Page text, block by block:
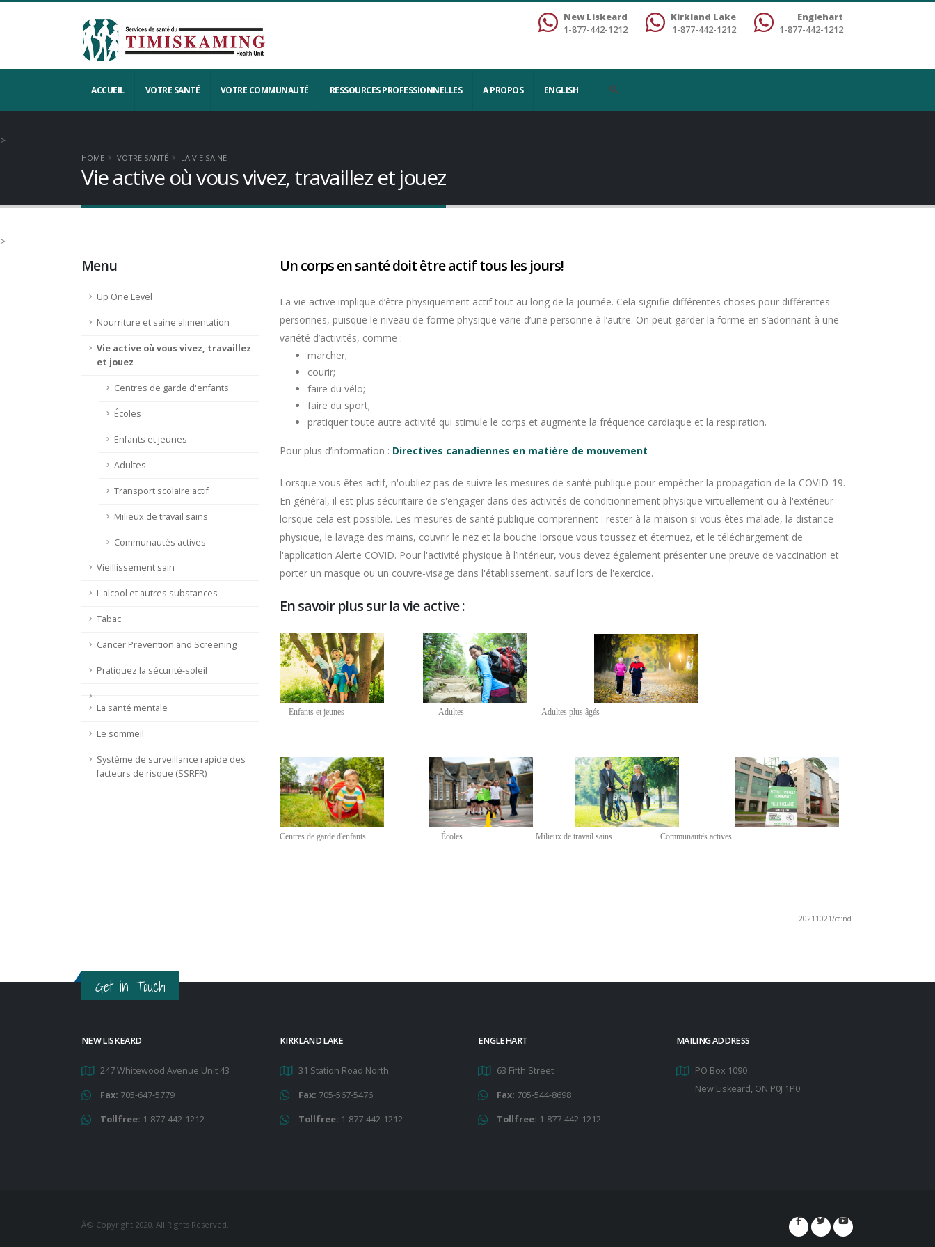
New Liskeard
1-877-442-1212
Kirkland Lake
1-877-442-1212
Englehart
1-877-442-1212
ACCUEIL VOTRE SANTÉ VOTRE COMMUNAUTÉ RESSOURCES PROFESSIONNELLES A PROPOS ENGLISH
>
HOME VOTRE SANTÉ LA VIE SAINE
Vie active où vous vivez, travaillez et jouez
>
Menu
Up One Level
Nourriture et saine alimentation
Vie active où vous vivez, travaillez
et jouez
Centres de garde d'enfants
Écoles
Enfants et jeunes
Adultes
Transport scolaire actif
Milieux de travail sains
Communautés actives
Vieillissement sain
L'alcool et autres substances
Tabac
Cancer Prevention and Screening
Pratiquez la sécurité-soleil
La santé mentale
Le sommeil
Système de surveillance rapide des
facteurs de risque (SSRFR)
Un corps en santé doit être actif tous les jours!
La vie active implique d’être physiquement actif tout au long de la journée. Cela signifie différentes choses pour différentes
personnes, puisque le niveau de forme physique varie d’une personne à l’autre. On peut garder la forme en s’adonnant à une
variété d’activités, comme :
marcher;
courir;
faire du vélo;
faire du sport;
pratiquer toute autre activité qui stimule le corps et augmente la fréquence cardiaque et la respiration.
Pour plus d’information : Directives canadiennes en matière de mouvement
Lorsque vous êtes actif, n'oubliez pas de suivre les mesures de santé publique pour empêcher la propagation de la COVID-19.
En général, il est plus sécuritaire de s'engager dans des activités de conditionnement physique virtuellement ou à l'extérieur
lorsque cela est possible. Les mesures de santé publique comprennent : rester à la maison si vous êtes malade, la distance
physique, le lavage des mains, couvrir le nez et la bouche lorsque vous toussez et éternuez, et le téléchargement de
l'application Alerte COVID. Pour l'activité physique à l’intérieur, vous devez également présenter une preuve de vaccination et
porter un masque ou un couvre-visage dans l'établissement, sauf lors de l'exercice.
En savoir plus sur la vie active :
Enfants et jeunes Adultes Adultes plus âgés
Centres de garde d'enfants Écoles Milieux de travail sains Communautés actives
20211021/cc:nd
Get in Touch
NEW LISKEARD
247 Whitewood Avenue Unit 43
Fax: 705-647-5779
Tollfree: 1-877-442-1212
KIRKLAND LAKE
31 Station Road North
Fax: 705-567-5476
Tollfree: 1-877-442-1212
ENGLEHART
63 Fifth Street
Fax: 705-544-8698
Tollfree: 1-877-442-1212
MAILING ADDRESS
PO Box 1090
New Liskeard, ON P0J 1P0
Â© Copyright 2020. All Rights Reserved.